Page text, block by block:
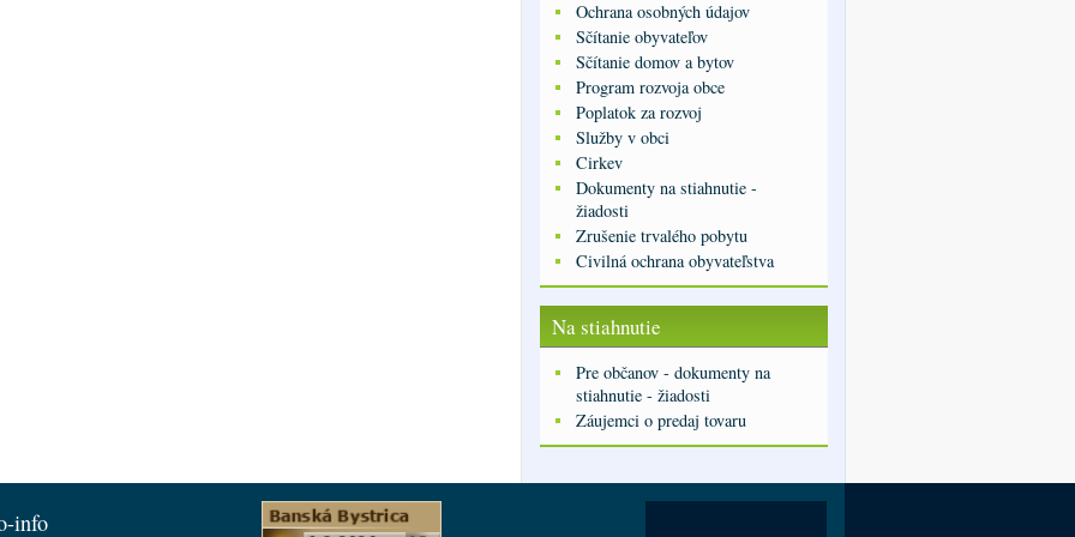
Ochrana osobných údajov
Sčítanie obyvateľov
Sčítanie domov a bytov
Program rozvoja obce
Poplatok za rozvoj
Služby v obci
Cirkev
Dokumenty na stiahnutie -
žiadosti
Zrušenie trvalého pobytu
Civilná ochrana obyvateľstva
Na stiahnutie
Pre občanov - dokumenty na
stiahnutie - žiadosti
Záujemci o predaj tovaru
info